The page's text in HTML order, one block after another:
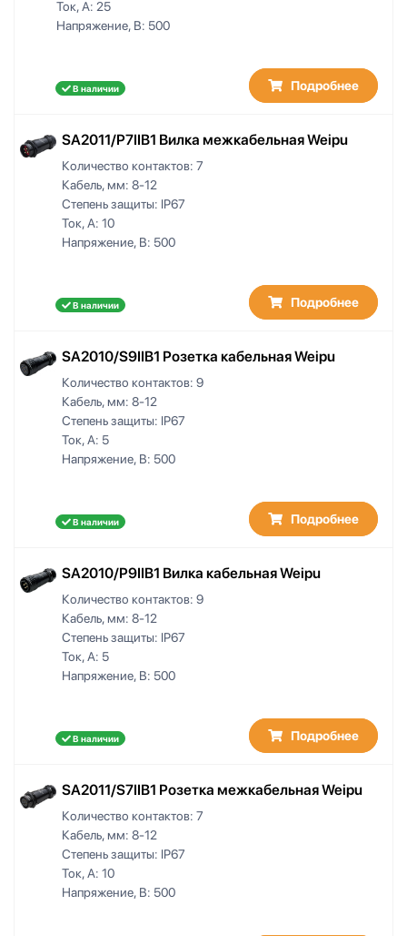
Ток, А:25
Напряжение, В: 500
В наличии Подробнее
SA2011/P7IIB1 Вилка межкабельная Weipu
Количество контактов: 7
Кабель, мм: 8-12
Степень защиты: IP67
Ток, А: 10
Напряжение, В: 500
В наличии Подробнее
SA2010/S9IIB1 Розетка кабельная Weipu
Количество контактов: 9
Кабель, мм: 8-12
Степень защиты: IP67
Ток, А: 5
Напряжение, В: 500
В наличии Подробнее
SA2010/P9IIB1 Вилка кабельная Weipu
Количество контактов: 9
Кабель, мм: 8-12
Степень защиты: IP67
Ток, А: 5
Напряжение, В: 500
В наличии Подробнее
SA2011/S7IIB1 Розетка межкабельная Weipu
Количество контактов: 7
Кабель, мм: 8-12
Степень защиты: IP67
Ток, А: 10
Напряжение, В: 500